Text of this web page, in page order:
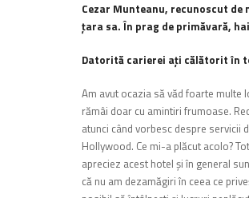
Cezar Munteanu, recunoscut
ţara sa. În prag de primăvară,
Datorită carierei aţi călătorit în
Am avut ocazia săvăd foarte multe
rămâi doar cu amintiri frumoase.
atunci când vorbesc despre servicii
Hollywood. Ce mi-a plăcut acolo?
apreciez acest hotel şi în general
că nu am dezamăgiri în ceea ce